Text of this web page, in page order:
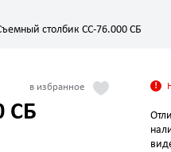
столбик СС-76.000 СБ
СБ